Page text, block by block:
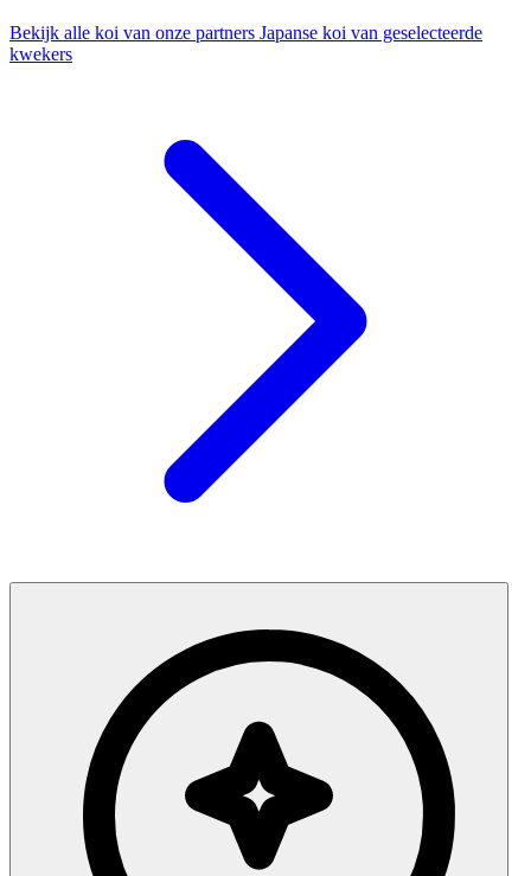
Bekijk alle koi van onze partners Japanse koi van geselecteerde
kwekers